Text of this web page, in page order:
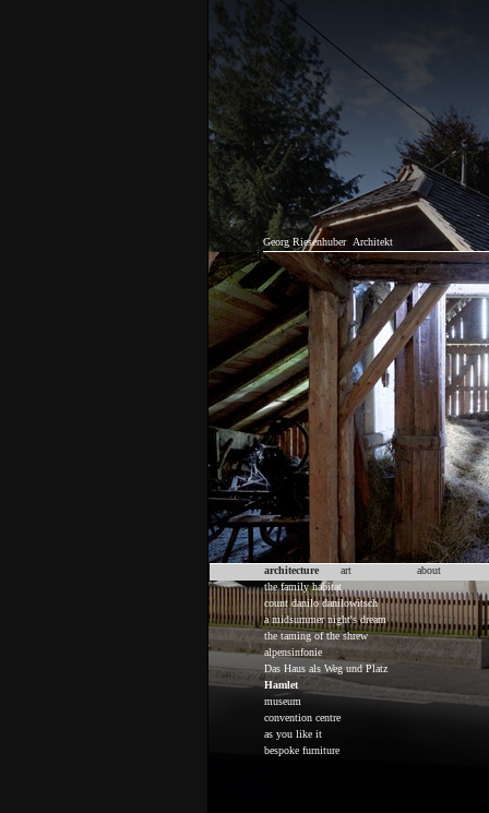
Georg Riesenhuber Architekt
architecture
the family habitat
count danilo danilowitsch
a midsummer night's dream
the taming of the shrew
alpensinfonie
Das Haus als Weg und Platz
Hamlet
museum
convention centre
as you like it
bespoke furniture
art about